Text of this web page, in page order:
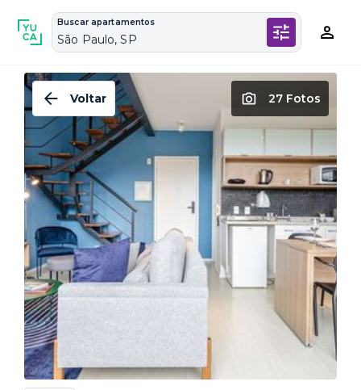
Buscar apartamentos
São Paulo, SP
Voltar 27 Fotos